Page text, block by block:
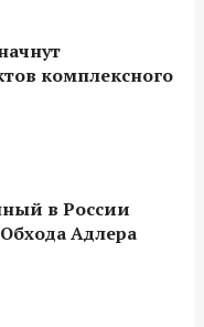
комплексного
в России
Адлера